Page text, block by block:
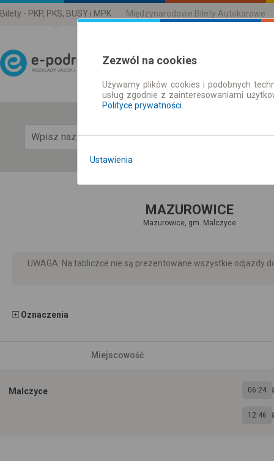
Bilety - PKP, PKS, BUSY i MPK Międzynarodowe Bilety Autokarowe
Rozkład Jazdy | Bilety
MAZUROWICE
Mazurowice, gm. Malczyce
UWAGA: Na tabliczce nie są prezentowane wszystkie odjazdy
Oznaczenia
Miejscowość
Malczyce 06:24
12:46
Zezwól na cookies
Używamy plików cookies i podobnych
usług zgodnie z zainteresowaniami
Polityce prywatności
Ustawienia